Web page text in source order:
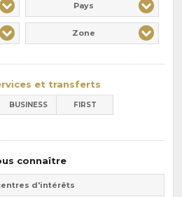
Pays
Zone
et transferts
BUSINESS FIRST
connaître
d'intérêts